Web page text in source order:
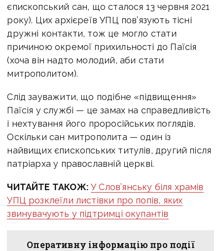
єпископський сан, що сталося 13 червня 2021
року). Цих архієреїв УПЦ пов’язують тісні
дружні контакти, тож це могло стати
причиною окремої прихильності до Паїсія
(хоча він надто молодий, аби стати
митрополитом).
Слід зауважити, що подібне «підвищення»
Паїсія у службі — це замах на справедливість
і нехтування його проросійських поглядів.
Оскільки сан митрополита — один із
найвищих єпископських титулів, другий після
патріарха у православній церкві.
ЧИТАЙТЕ ТАКОЖ:У Слов’янську біля храмів
УПЦ розклеїли листівки про попів, яких
звинувачують у підтримці окупантів
Оперативну інформацію про події